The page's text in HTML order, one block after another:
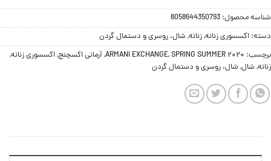
شناسه محصول: 8058644350793
دسته: اکسسوری زنانه,زنانه, شال، روسری و دستمال گردن
برچسب:
ARMANI EXCHANGE,SPRING SUMMER 2020
,آرمانی اکسچنج,اکسسوری زنانه,
زنانه, شال, شال، روسری و دستمال گردن